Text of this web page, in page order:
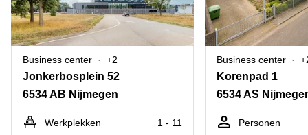
Vergaderruimten
Virtueel
Kantoor
Bedrijfsruimte
op
Zoom
Amersfoort
Breda
Hengelo
Hilversum
Kantoor
huren
Tiel
Kantoor
huren
Reeuwijk
Business
Log in
Business center +2
Jonkerbosplein 52
6534 AB Nijmegen
Werkplekken
1 - 11
Business center
Korenpad 1
6534 AS
Personen